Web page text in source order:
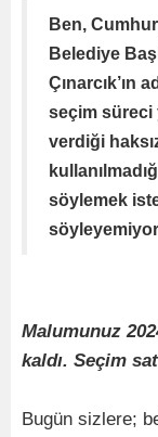
Ben,
Belediye
Çınarcık’ın
seçim süreci
verdiği
söylemek
Malumunuz
kaldı. Seçim
Bugün sizlere;